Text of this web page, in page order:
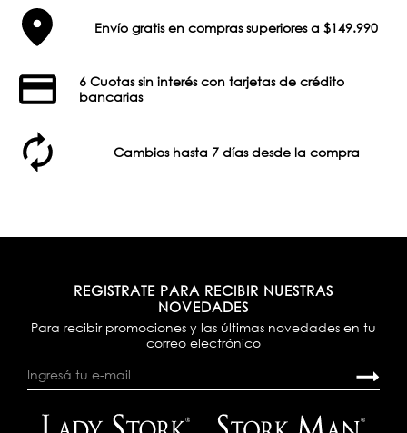
Envío gratis en compras superiores a $149.990
6 Cuotas sin interés con tarjetas de crédito
bancarias
Cambios hasta 7 días desde la compra
REGISTRATE PARA RECIBIR NUESTRAS
NOVEDADES
Para recibir promociones y las últimas novedades en tu
correo electrónico